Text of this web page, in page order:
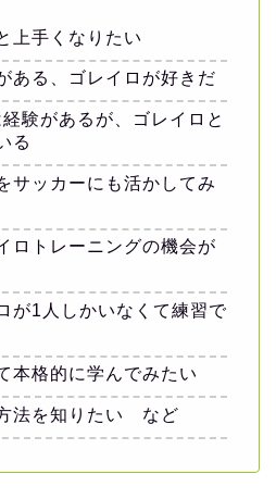
上手くなりたい
ある、ゴレイロが好きだ
験があるが、ゴレイロと
る
サッカーにも活かしてみ
ロトレーニングの機会が
が1人しかいなくて練習で
本格的に学んでみたい
法を知りたい など